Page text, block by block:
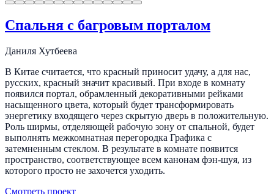
Спальня с багровым порталом
Даниля Хутбеева
В Китае считается, что красный приносит удачу, а для нас,
русских, красный значит красивый. При входе в комнату
появился портал, обрамленный декоративными рейками
насыщенного цвета, который будет трансформировать
энергетику входящего через скрытую дверь в положительную.
Роль ширмы, отделяющей рабочую зону от спальной, будет
выполнять межкомнатная перегородка Графика с
затемненным стеклом. В результате в комнате появится
пространство, соответствующее всем канонам фэн-шуя, из
которого просто не захочется уходить.
Смотреть проект